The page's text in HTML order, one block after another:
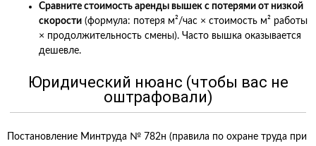
Сравните стоимость аренды вышек с потерями от низкой
скорости (формула: потеря м²/час × стоимость м² работы
× продолжительность смены). Часто вышка оказывается
дешевле.
Юридический нюанс (чтобы вас не
оштрафовали)
Постановление Минтруда № 782н (правила по охране труда при